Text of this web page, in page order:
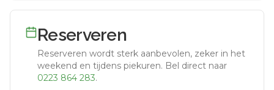
Reserveren
Reserveren wordt sterk aanbevolen, zeker in het
weekend en tijdens piekuren. Bel direct naar
0223 864 283.